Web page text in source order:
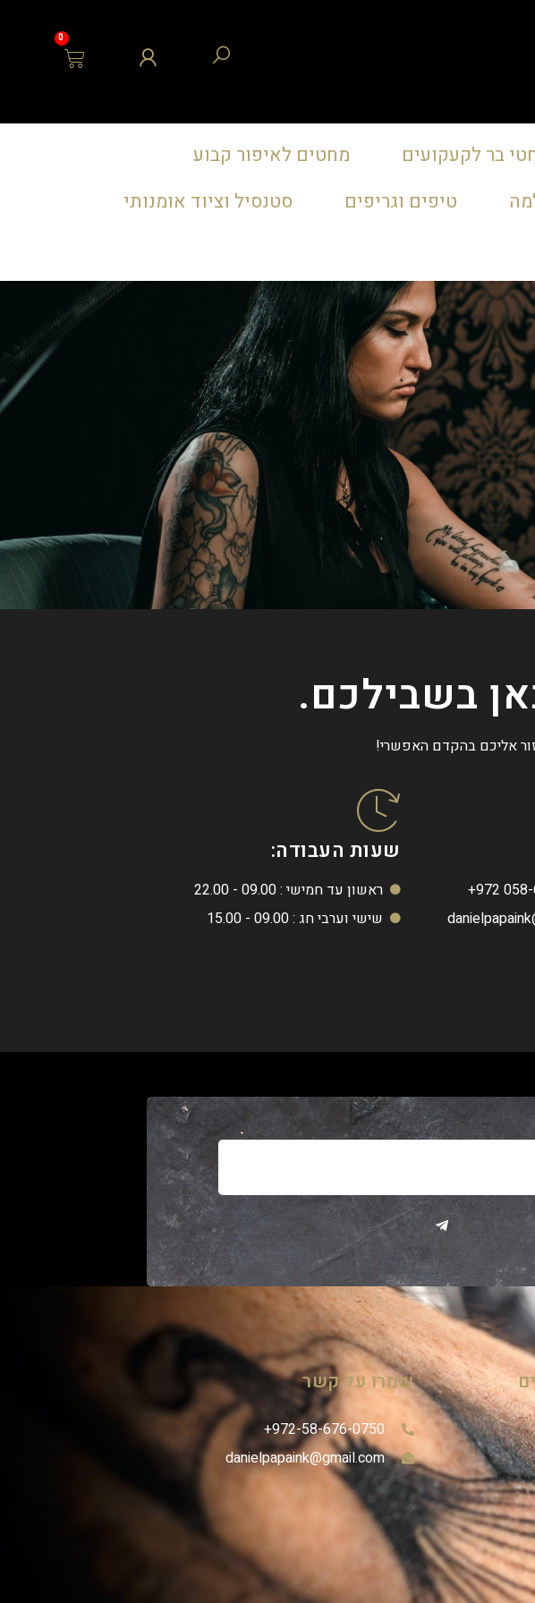
0
בר לקעקועים
מחטים לאיפור קבוע
טיפים וגריפים
סטנסיל וציוד אומנותי
בשבילכם.
אליכם בהקדם האפשרי!
שעות העבודה:
ראשון עד חמישי : 09.00 - 22.00
שישי וערבי חג : 09.00 - 15.00
שמרו על קשר
danielpapaink@gmail.com